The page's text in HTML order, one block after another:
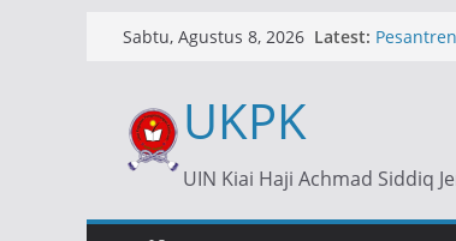
Sabtu, Agustus 8, 2026 Latest:
of an
بإندونيسيا
UKPK
UIN Kiai Haji Achmad Siddiq